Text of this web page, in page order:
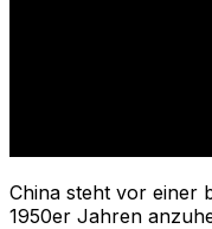
China steht vor einer
1950er Jahren